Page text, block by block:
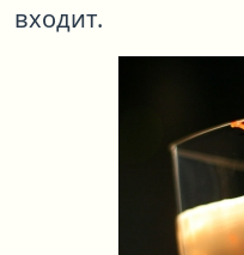
входит.